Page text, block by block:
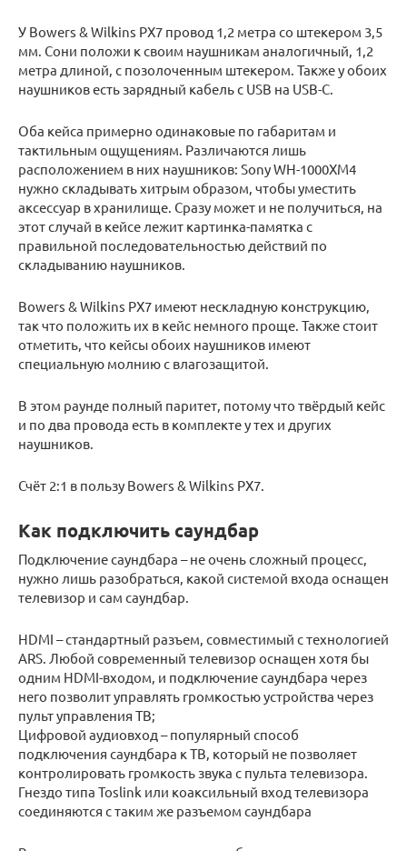
У Bowers & Wilkins PX7 провод 1,2 метра со штекером 3,5
мм. Сони положи к своим наушникам аналогичный, 1,2
метра длиной, с позолоченным штекером. Также у обоих
наушников есть зарядный кабель с USB на USB-C.
Оба кейса примерно одинаковые по габаритам и
тактильным ощущениям. Различаются лишь
расположением в них наушников: Sony WH-1000XM4
нужно складывать хитрым образом, чтобы уместить
аксессуар в хранилище. Сразу может и не получиться, на
этот случай в кейсе лежит картинка-памятка с
правильной последовательностью действий по
складыванию наушников.
Bowers & Wilkins PX7 имеют нескладную конструкцию,
так что положить их в кейс немного проще. Также стоит
отметить, что кейсы обоих наушников имеют
специальную молнию с влагозащитой.
В этом раунде полный паритет, потому что твёрдый кейс
и по два провода есть в комплекте у тех и других
наушников.
Счёт 2:1 в пользу Bowers & Wilkins PX7.
Как подключить саундбар
Подключение саундбара – не очень сложный процесс,
нужно лишь разобраться, какой системой входа оснащен
телевизор и сам саундбар.
HDMI – стандартный разъем, совместимый с технологией
ARS. Любой современный телевизор оснащен хотя бы
одним HDMI-входом, и подключение саундбара через
него позволит управлять громкостью устройства через
пульт управления ТВ;
Цифровой аудиовход – популярный способ
подключения саундбара к ТВ, который не позволяет
контролировать громкость звука с пульта телевизора.
Гнездо типа Toslink или коаксильный вход телевизора
соединяются с таким же разъемом саундбара